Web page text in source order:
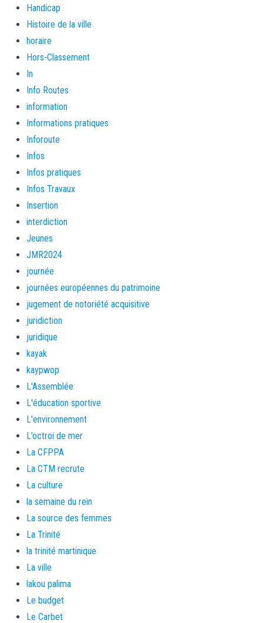
Handicap
Histoire de la ville
horaire
Hors-Classement
In
Info Routes
information
Informations pratiques
Inforoute
Infos
Infos pratiques
Infos Travaux
Insertion
interdiction
Jeunes
JMR2024
journée
journées européennes du patrimoine
jugement de notoriété acquisitive
juridiction
juridique
kayak
kaypwop
L'Assemblée
L'éducation sportive
L'environnement
L’octroi de mer
La CFPPA
La CTM recrute
La culture
la semaine du rein
La source des femmes
La Trinité
la trinité martinique
La ville
lakou palima
Le budget
Le Carbet